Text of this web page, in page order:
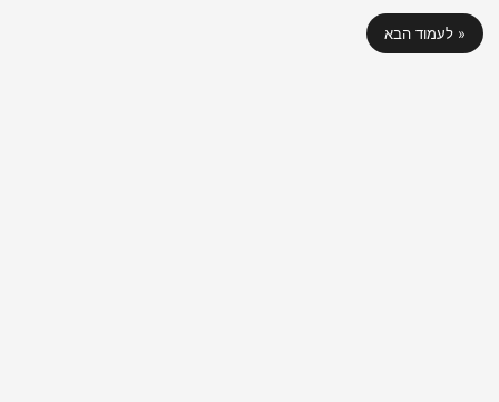
הנוכחי של הנפקות טכנולוגיות בארה"ב לאחר תקופה של פעילות
משתנה, שוק ההנפקות הטכנולוגיות בארה"ב מוכן להתאוששות
לעמוד הבא »